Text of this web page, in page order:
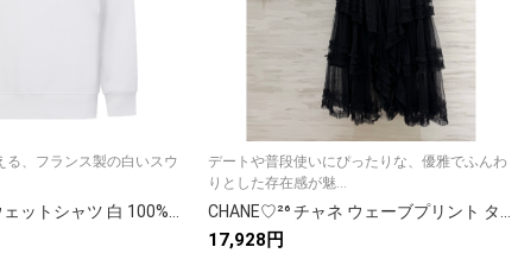
る、フランス製の白いスウ
chanel ロゴ スウェットシャツ 白 100%コットン フランス製
デートや普段使いにぴったりな、優雅でふんわ
りとした存在感が魅...
CHANE♡²⁶ チャネ ウェーブプリント タフタスカート レディース ポイント柄 レース レイヤード ブラック
17,928円